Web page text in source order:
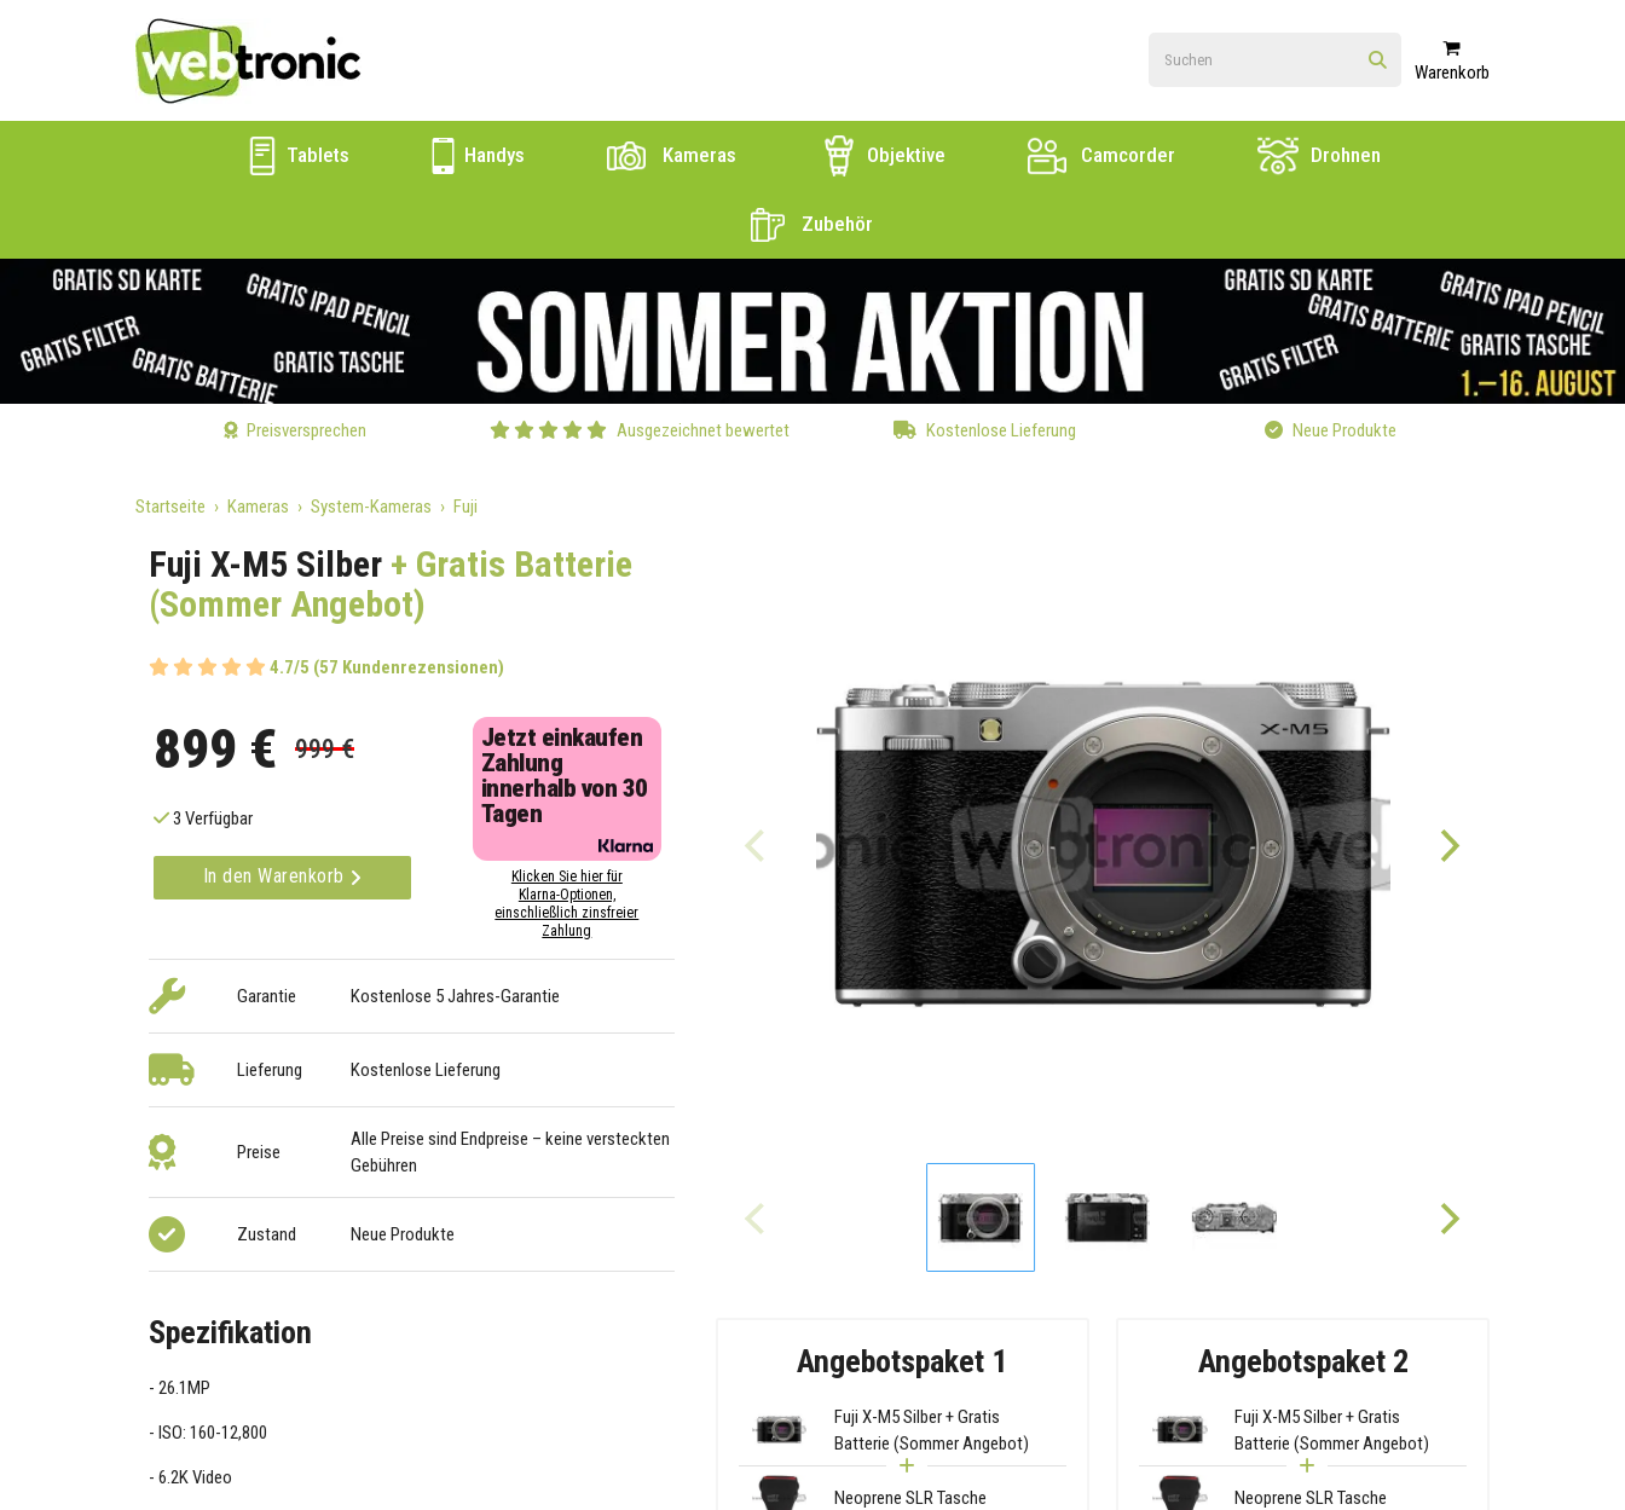
Warenkorb
Tablets Handys Kameras Objektive Camcorder Drohnen
Zubehör
Preisversprechen Ausgezeichnet bewertet Kostenlose Lieferung Neue Produkte
Startseite Kameras System-Kameras Fuji
Fuji X-M5 Silber + Gratis Batterie
(Sommer Angebot)
4.7/5 (57 Kundenrezensionen)
899 € 999 €
3 Verfügbar
In den Warenkorb
Jetzt einkaufen
Zahlung
innerhalb von 30
Tagen
Klicken Sie hier für
Klarna-Optionen,
einschließlich zinsfreier
Zahlung
Garantie Kostenlose 5 Jahres-Garantie
Lieferung Kostenlose Lieferung
Preise
Alle Preise sind Endpreise – keine versteckten
Gebühren
Zustand Neue Produkte
Angebotspaket 1
Fuji X-M5 Silber + Gratis
Batterie (Sommer Angebot)
Neoprene SLR Tasche
Angebotspaket 2
Fuji X-M5 Silber + Gratis
Batterie (Sommer Angebot)
Neoprene SLR Tasche
Spezifikation
26.1MP
ISO: 160-12,800
6.2K Video